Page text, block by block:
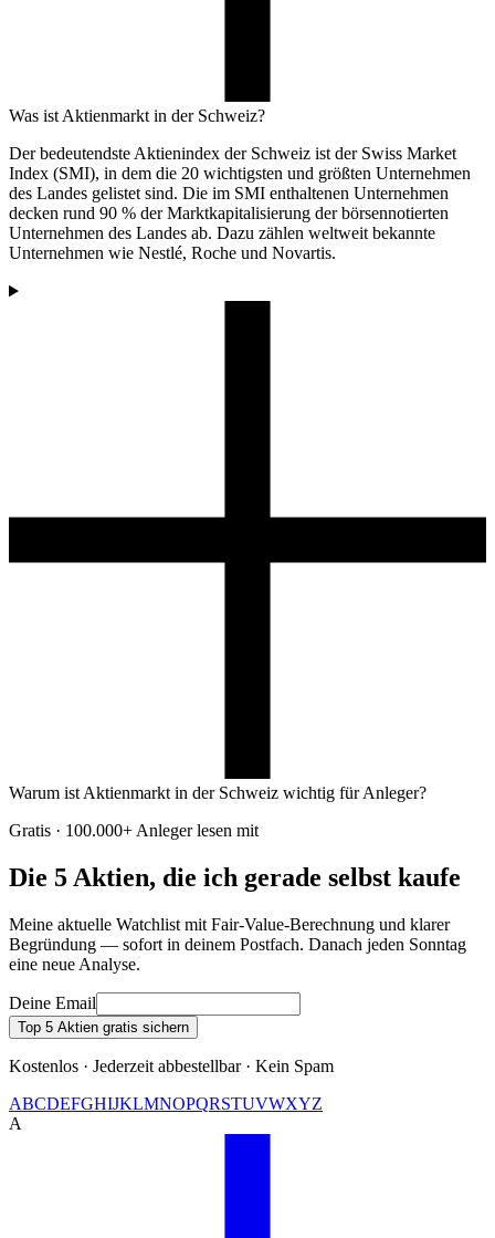
Was ist Aktienmarkt in der Schweiz?
Der bedeutendste Aktienindex der Schweiz ist der Swiss Market
Index (SMI), in dem die 20 wichtigsten und größten Unternehmen
des Landes gelistet sind. Die im SMI enthaltenen Unternehmen
decken rund 90 % der Marktkapitalisierung der börsennotierten
Unternehmen des Landes ab. Dazu zählen weltweit bekannte
Unternehmen wie Nestlé, Roche und Novartis.
Warum ist Aktienmarkt in der Schweiz wichtig für Anleger?
Gratis · 100.000+ Anleger lesen mit
Die 5 Aktien, die ich gerade selbst kaufe
Meine aktuelle Watchlist mit Fair-Value-Berechnung und klarer
Begründung — sofort in deinem Postfach. Danach jeden Sonntag
eine neue Analyse.
Deine Email
Top 5 Aktien gratis sichern
Kostenlos · Jederzeit abbestellbar · Kein Spam
ABCDEFGHIJKLMNOPQRSTUVWXYZ
A